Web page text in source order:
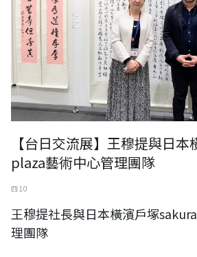
【台日交流展】王穆提與日
plaza藝術中心管理團隊
四 10
王穆提社長與日本橫濱戶塚
理團隊